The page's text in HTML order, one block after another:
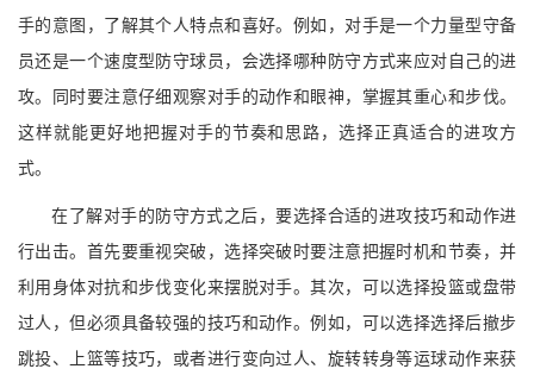
手的意图，了解其个人特点和喜好。例如，对手是一个力量型守备
员还是一个速度型防守球员，会选择哪种防守方式来应对自己的进
攻。同时要注意仔细观察对手的动作和眼神，掌握其重心和步伐。
这样就能更好地把握对手的节奏和思路，选择正真适合的进攻方
式。
在了解对手的防守方式之后，要选择合适的进攻技巧和动作进
行出击。首先要重视突破，选择突破时要注意把握时机和节奏，并
利用身体对抗和步伐变化来摆脱对手。其次，可以选择投篮或盘带
过人，但必须具备较强的技巧和动作。例如，可以选择选择后撤步
跳投、上篮等技巧，或者进行变向过人、旋转转身等运球动作来获